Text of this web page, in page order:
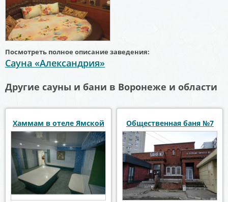
Посмотреть полное описание заведения:
Сауна «Александрия»
Другие сауны и бани в Воронеже и области
Хаммам в отеле Ямской Общественная баня №7